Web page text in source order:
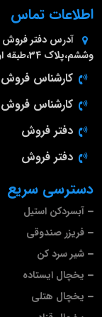
دسترسی سریع
آبسردکن استیل
فریزر صندوقی
شیر سرد کن
یخچال ایستاده
یخچال هتلی
اطلاعات تماس
آدرس دفتر فروش
وششم،پلاک 34،طبقه اول
کارشناس فروش
کارشناس فروش
دفتر فروش
دفتر فروش